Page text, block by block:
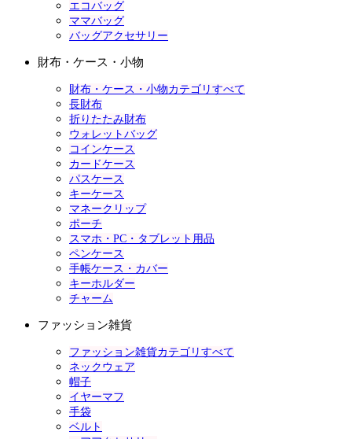
エコバッグ
ママバッグ
バッグアクセサリー
財布・ケース・小物
財布・ケース・小物カテゴリすべて
長財布
折りたたみ財布
ウォレットバッグ
コインケース
カードケース
パスケース
キーケース
マネークリップ
ポーチ
スマホ・PC・タブレット用品
ペンケース
手帳ケース・カバー
キーホルダー
チャーム
ファッション雑貨
ファッション雑貨カテゴリすべて
ネックウェア
帽子
イヤーマフ
手袋
ベルト